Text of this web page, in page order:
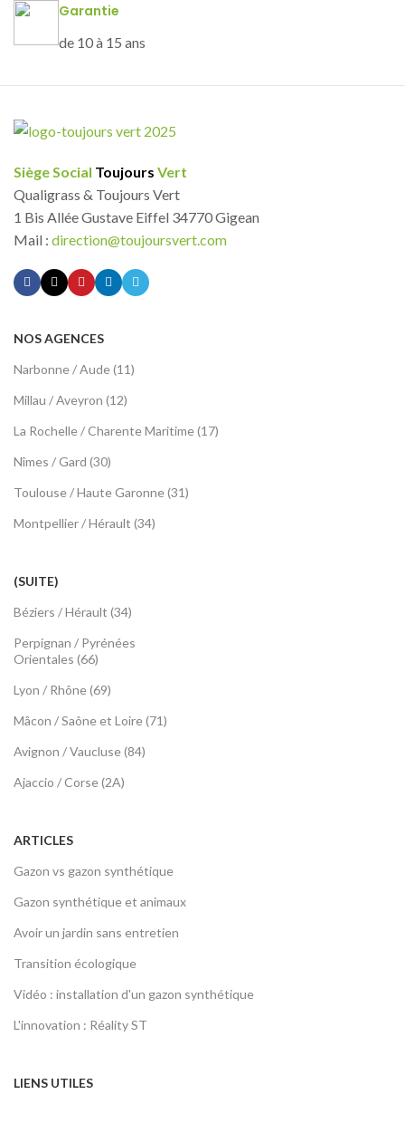
Garantie
de 10 à 15 ans
Siège Social Toujours Vert
Qualigrass & Toujours Vert
1 Bis Allée Gustave Eiffel 34770 Gigean
Mail : direction@toujoursvert.com
NOS AGENCES
Narbonne / Aude (11)
Millau / Aveyron (12)
La Rochelle / Charente Maritime (17)
Nîmes / Gard (30)
Toulouse / Haute Garonne (31)
Montpellier / Hérault (34)
(SUITE)
Béziers / Hérault (34)
Perpignan / Pyrénées
Orientales (66)
Lyon / Rhône (69)
Mâcon / Saône et Loire (71)
Avignon / Vaucluse (84)
Ajaccio / Corse (2A)
ARTICLES
Gazon vs gazon synthétique
Gazon synthétique et animaux
Avoir un jardin sans entretien
Transition écologique
Vidéo : installation d'un gazon synthétique
L'innovation : Réality ST
LIENS UTILES